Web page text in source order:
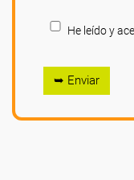
He leído y
➥ Enviar